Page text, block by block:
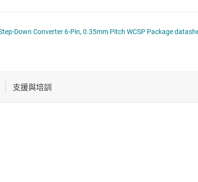
動器
TPS6280x 1.75V to 5.5V, 0.6A/1A, 2.3µA IQ Step-Down Converter 6-Pin, 0.35mm Pitch WCSP